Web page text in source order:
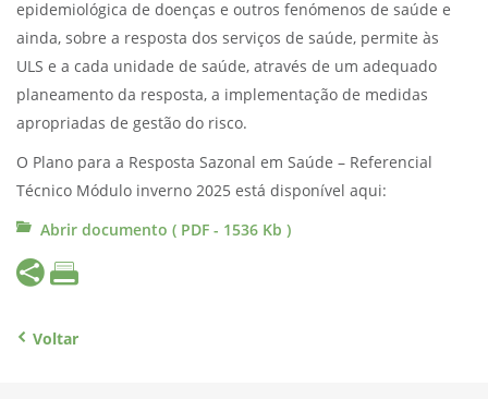
epidemiológica de doenças e outros fenómenos de saúde e
ainda, sobre a resposta dos serviços de saúde, permite às
ULS e a cada unidade de saúde, através de um adequado
planeamento da resposta, a implementação de medidas
apropriadas de gestão do risco.
O Plano para a Resposta Sazonal em Saúde – Referencial
Técnico Módulo inverno 2025 está disponível aqui:
Abrir documento ( PDF - 1536 Kb )
Voltar